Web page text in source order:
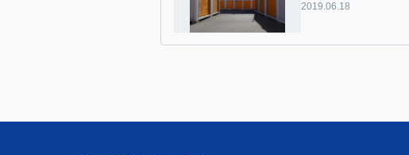
2019.06.18